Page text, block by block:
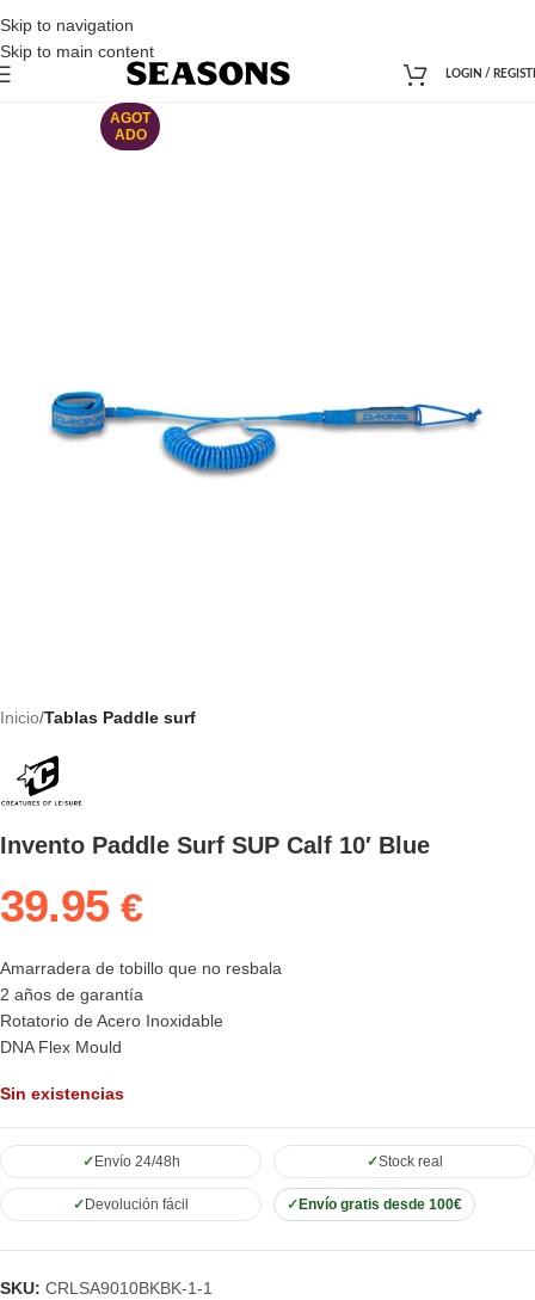
Skip to navigation
Skip to main content
LOGIN /
AGOT
ADO
Inicio Tablas Paddle surf
Invento Paddle Surf SUP Calf 10′ Blue
39.95€
Amarradera de tobillo que no resbala
2 años de garantía
Rotatorio de Acero Inoxidable
DNA Flex Mould
Sin existencias
Envío 24/48h Stock real
Devolución fácil Envío gratis desde 100€
SKU: CRLSA9010BKBK-1-1